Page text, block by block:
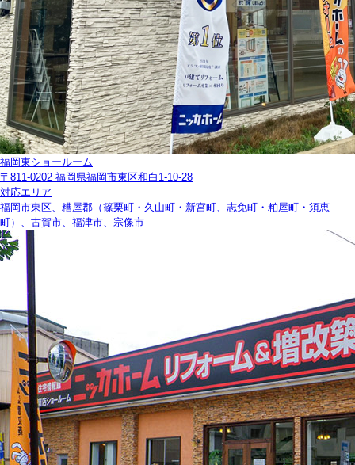
福岡東ショールーム
〒811-0202 福岡県福岡市東区和白1-10-28
対応エリア
福岡市東区、糟屋郡（篠栗町・久山町・新宮町、志免町・粕屋町・須恵
町）、古賀市、福津市、宗像市